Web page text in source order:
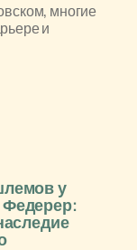
многие
и
у